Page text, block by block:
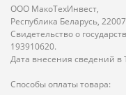
ООО МакоТехИнвест,
Республика Беларусь,
Свидетельство о
193910620.
Дата внесения сведений в
Способы оплаты товара: